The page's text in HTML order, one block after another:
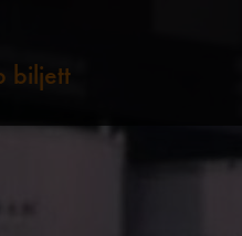
biljett